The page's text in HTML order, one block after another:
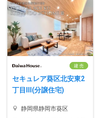
建 売
セキュレア葵区北安東2
丁目III(分譲住宅)
静岡県静岡市葵区